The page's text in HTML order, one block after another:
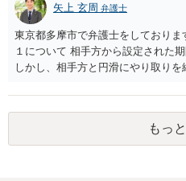
矢上 玄周 弁護士
東京都多摩市で弁護士をしておりま
１について 相手方から設定された
しかし、相手方と円滑にやり取り
が、期限を守らないのもご不安と
から連絡するので少々お待ちくだ
こともあります。 ２について 求償
は、法的には別の議論ではありま
もっ